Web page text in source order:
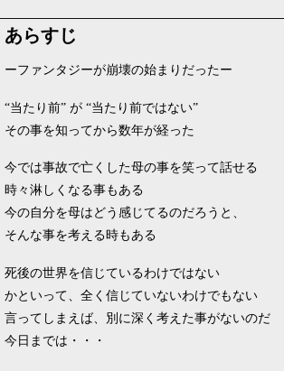
あらすじ
ーファンタジーが崩壊の始まりだったー
“当たり前” が “当たり前ではない”
その事を知ってから数年が経った
今では事故で亡くした母の事を笑って話せる
時々淋しくなる事もある
今の自分を母はどう感じてるのだろうと、
そんな事を考える時もある
死後の世界を信じているわけではない
かといって、全く信じていないわけでもない
言ってしまえば、別に深く考えた事がないのだ
今日までは・・・